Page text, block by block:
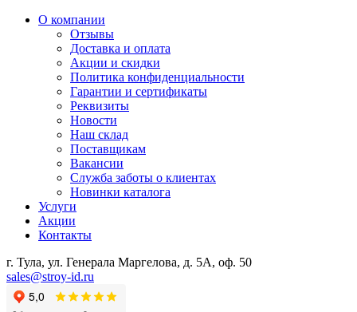
О компании
Отзывы
Доставка и оплата
Акции и скидки
Политика конфиденциальности
Гарантии и сертификаты
Реквизиты
Новости
Наш склад
Поставщикам
Вакансии
Служба заботы о клиентах
Новинки каталога
Услуги
Акции
Контакты
г. Тула, ул. Генерала Маргелова, д. 5А, оф. 50
sales@stroy-id.ru